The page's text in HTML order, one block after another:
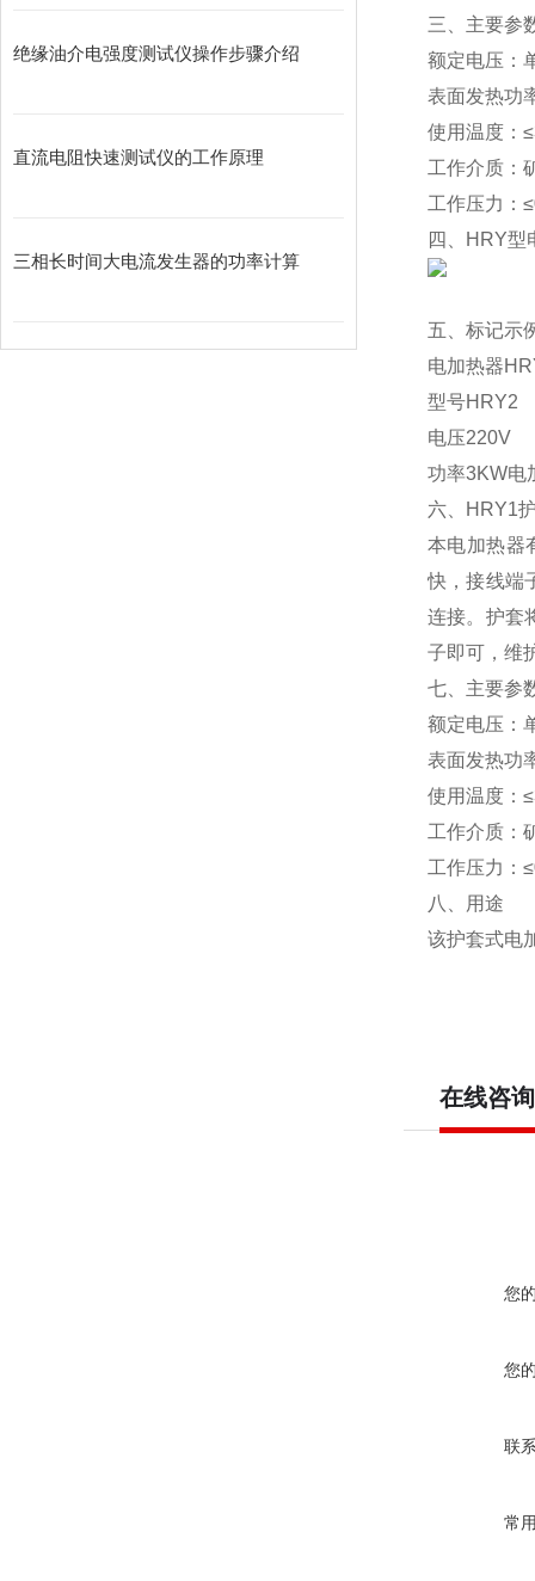
绝缘油介电强度测试仪操作步骤介绍
直流电阻快速测试仪的工作原理
三相长时间大电流发生器的功率计算
三、主要参
额定电压：
表面发热功
使用温度：
工作介质：
工作压力：
四、HRY型
五、标记示
电加热器
型号HRY2
电压220V
功率3KW电
六、HRY1
本电加热器
快，接线端
连接。护套
子即可，维
七、主要参
额定电压：
表面发热功
使用温度：
工作介质：
工作压力：
八、用途
该护套式电
在线咨询
您
您
联
常